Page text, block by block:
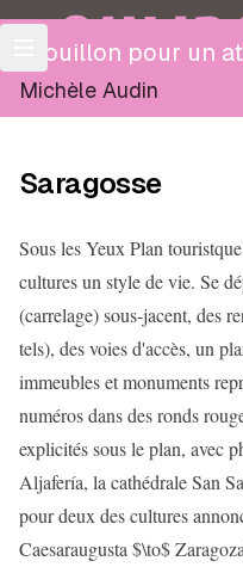
Brouillon pour un
Michèle Audin
Saragosse
Sous les Yeux Plan
cultures un style de vie. Se
(carrelage) sous-jacent, des
tels), des voies d'accès, un
immeubles et monuments
numéros dans des ronds
explicités sous le plan, avec
Aljafería, la cathédrale San
pour deux des cultures
Caesaraugusta $\to$